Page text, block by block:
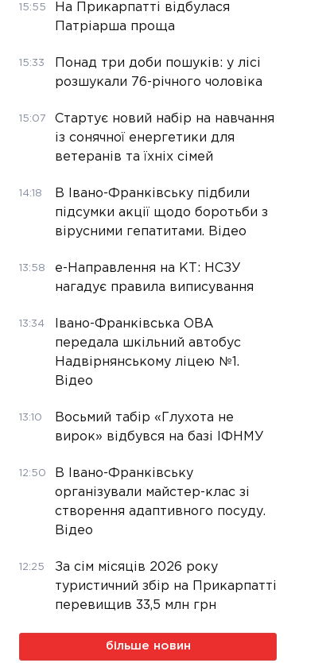
15:55
На Прикарпатті відбулася
Патріарша проща
15:33
Понад три доби пошуків: у лісі
розшукали 76-річного чоловіка
15:07
Стартує новий набір на навчання
із сонячної енергетики для
ветеранів та їхніх сімей
14:18
В Івано-Франківську підбили
підсумки акції щодо боротьби з
вірусними гепатитами. Відео
13:58
е-Направлення на КТ: НСЗУ
нагадує правила виписування
13:34
Івано-Франківська ОВА
передала шкільний автобус
Надвірнянському ліцею №1.
Відео
13:10
Восьмий табір «Глухота не
вирок» відбувся на базі ІФНМУ
12:50
В Івано-Франківську
організували майстер-клас зі
створення адаптивного посуду.
Відео
12:25
За сім місяців 2026 року
туристичний збір на Прикарпатті
перевищив 33,5 млн грн
більше новин